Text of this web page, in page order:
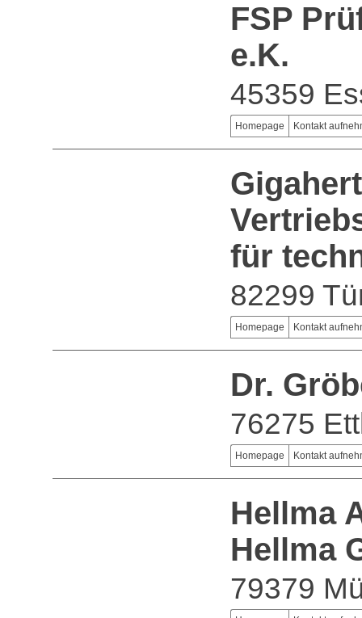
FSP
e.K.
45359
Homepage Kontakt
für
82299
Homepage Kontakt
Dr.
76275
Homepage Kontakt
Hellma
Hellma
79379